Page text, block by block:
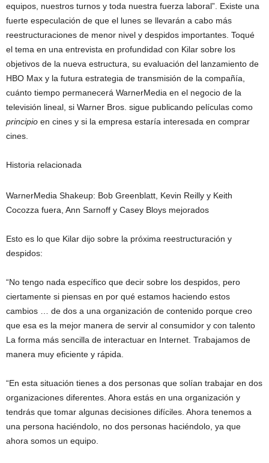
equipos, nuestros turnos y toda nuestra fuerza laboral”. Existe una
fuerte especulación de que el lunes se llevarán a cabo más
reestructuraciones de menor nivel y despidos importantes. Toqué
el tema en una entrevista en profundidad con Kilar sobre los
objetivos de la nueva estructura, su evaluación del lanzamiento de
HBO Max y la futura estrategia de transmisión de la compañía,
cuánto tiempo permanecerá WarnerMedia en el negocio de la
televisión lineal, si Warner Bros. sigue publicando películas como
principio en cines y si la empresa estaría interesada en comprar
cines.
Historia relacionada
WarnerMedia Shakeup: Bob Greenblatt, Kevin Reilly y Keith
Cocozza fuera, Ann Sarnoff y Casey Bloys mejorados
Esto es lo que Kilar dijo sobre la próxima reestructuración y
despidos:
“No tengo nada específico que decir sobre los despidos, pero
ciertamente si piensas en por qué estamos haciendo estos
cambios … de dos a una organización de contenido porque creo
que esa es la mejor manera de servir al consumidor y con talento
La forma más sencilla de interactuar en Internet. Trabajamos de
manera muy eficiente y rápida.
“En esta situación tienes a dos personas que solían trabajar en dos
organizaciones diferentes. Ahora estás en una organización y
tendrás que tomar algunas decisiones difíciles. Ahora tenemos a
una persona haciéndolo, no dos personas haciéndolo, ya que
ahora somos un equipo.